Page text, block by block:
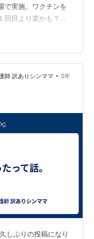
で実施。ワクチンを
回目より楽かも？と
と熱が上がり最高
土曜日は「う～」と
次の日の日曜日の朝
ほど上がった程度で
だが日々の健康状態
みたいな気分…
師 訳ありシンママ • 5年
しぶりの投稿になり